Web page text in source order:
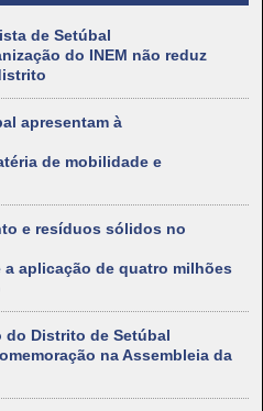
de Setúbal
do INEM não reduz
apresentam à
de mobilidade e
e resíduos sólidos no
aplicação de quatro milhões
do Distrito de Setúbal
na Assembleia da